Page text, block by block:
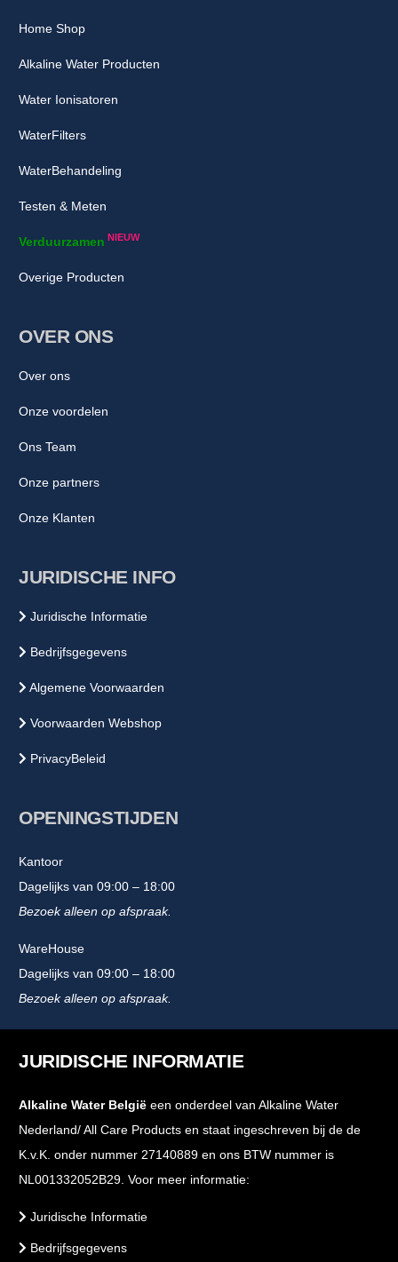
Home Shop
Alkaline Water Producten
Water Ionisatoren
WaterFilters
WaterBehandeling
Testen & Meten
Verduurzamen NIEUW
Overige Producten
OVER ONS
Over ons
Onze voordelen
Ons Team
Onze partners
Onze Klanten
JURIDISCHE INFO
Juridische Informatie
Bedrijfsgegevens
Algemene Voorwaarden
Voorwaarden Webshop
PrivacyBeleid
OPENINGSTIJDEN
Kantoor
Dagelijks van 09:00 – 18:00
Bezoek alleen op afspraak.
WareHouse
Dagelijks van 09:00 – 18:00
Bezoek alleen op afspraak.
JURIDISCHE INFORMATIE
Alkaline Water België een onderdeel van Alkaline Water
Nederland/ All Care Products en staat ingeschreven bij de de
K.v.K. onder nummer 27140889 en ons BTW nummer is
NL001332052B29. Voor meer informatie:
Juridische Informatie
Bedrijfsgegevens